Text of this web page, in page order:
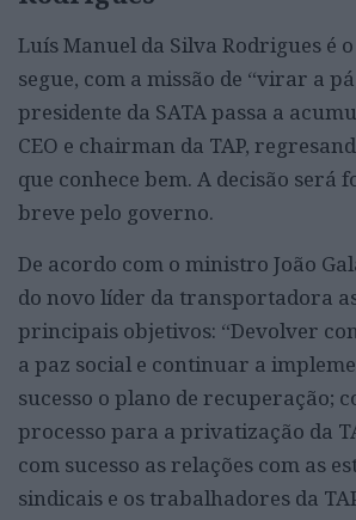
Luís Manuel da Silva Rodrigues é
segue, com a missão de “virar a
presidente da SATA passa a
CEO e chairman da TAP,
que conhece bem. A decisão será
breve pelo governo.
De acordo com o ministro João
do novo líder da transportadora
principais objetivos: “Devolver
a paz social e continuar a
sucesso o plano de recuperação;
processo para a privatização da
com sucesso as relações com as
sindicais e os trabalhadores da